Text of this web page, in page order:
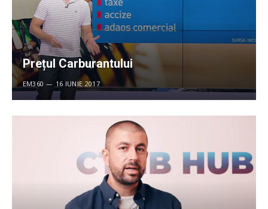
Prețul Carburantului
EM360 16 IUNIE 2017